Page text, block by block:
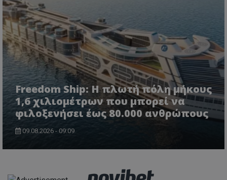
Freedom Ship: Η πλωτή πόλη μήκους
1,6 χιλιομέτρων που μπορεί να
φιλοξενήσει έως 80.000 ανθρώπους
09.08.2026 - 09:09